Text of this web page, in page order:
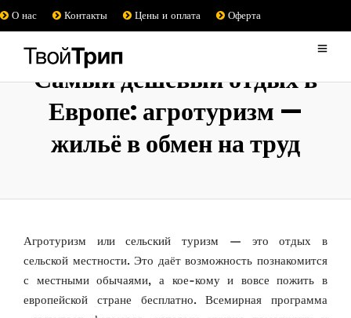
О нас Контакты Цены и оплата Оферта
Самый дешёвый отдых в
Европе: агротуризм —
жильё в обмен на труд
Агротуризм или сельский туризм — это отдых в
сельской местности. Это даёт возможность познакомится
с местными обычаями, а кое-кому и вовсе пожить в
европейской стране бесплатно. Всемирная программа